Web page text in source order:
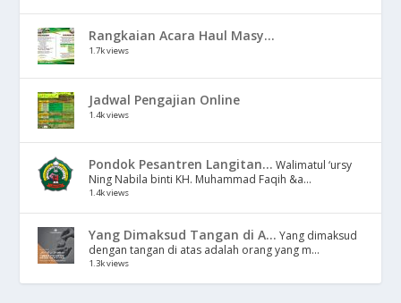
Rangkaian Acara Haul Masy...
1.7k views
Jadwal Pengajian Online
1.4k views
Pondok Pesantren Langitan... Walimatul ‘ursy
Ning Nabila binti KH. Muhammad Faqih &a...
1.4k views
Yang Dimaksud Tangan di A... Yang dimaksud
dengan tangan di atas adalah orang yang m...
1.3k views